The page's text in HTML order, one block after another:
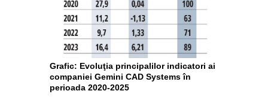
Grafic: Evoluţia principalilor indicatori ai
companiei Gemini CAD Systems în
perioada 2020-2025